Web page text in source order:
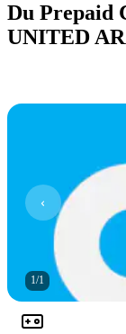
Du Prepaid
UNITED
1/1